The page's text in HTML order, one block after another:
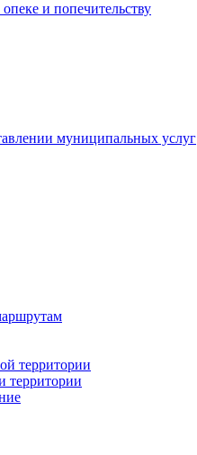
и попечительству
муниципальных услуг
территории
территории